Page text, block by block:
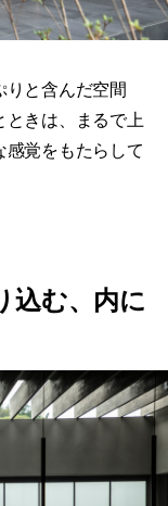
りと含んだ空間
ときは、まるで上
感覚をもたらして
込む、内に